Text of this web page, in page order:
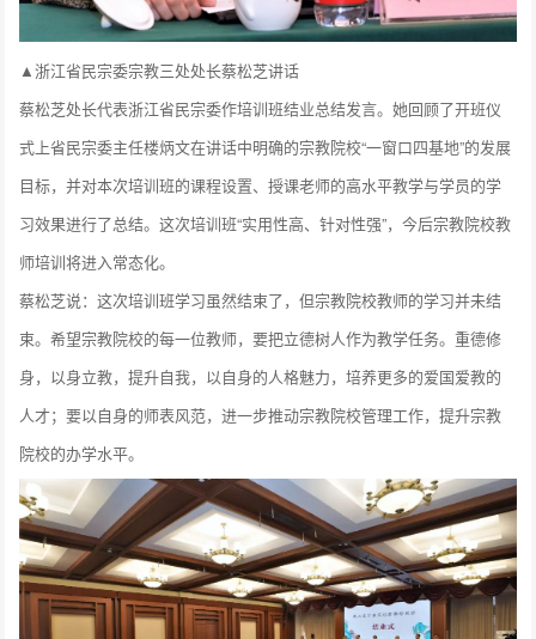
▲浙江省民宗委宗教三处处长蔡松芝讲话
蔡松芝处长代表浙江省民宗委作培训班结业总结发言。她回顾了开班仪
式上省民宗委主任楼炳文在讲话中明确的宗教院校“一窗口四基地”的发展
目标，并对本次培训班的课程设置、授课老师的高水平教学与学员的学
习效果进行了总结。这次培训班“实用性高、针对性强”，今后宗教院校教
师培训将进入常态化。
蔡松芝说：这次培训班学习虽然结束了，但宗教院校教师的学习并未结
束。希望宗教院校的每一位教师，要把立德树人作为教学任务。重德修
身，以身立教，提升自我，以自身的人格魅力，培养更多的爱国爱教的
人才；要以自身的师表风范，进一步推动宗教院校管理工作，提升宗教
院校的办学水平。